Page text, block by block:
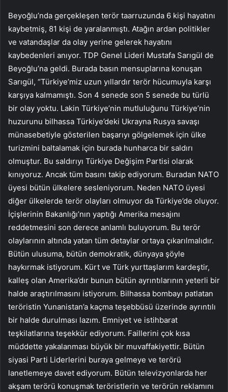
Beyoğlu’nda gerçekleşen terör taarruzunda 6 kişi hayatını
kaybetmiş, 81 kişi de yaralanmıştı. Atağın ardan politikler
ve vatandaşlar da olay yerine gelerek hayatını
kaybedenleri anıyor. TDP Genel Lideri Mustafa Sarıgül de
Beyoğlu’na geldi. Burada basın mensuplarına konuşan
Sarıgül, “Türkiye’miz uzun yıllardır terör hücumuyla karşı
karşıya kalmamıştı. Son 4 senede son 5 senede bu türlü
bir olay yoktu. Lakin Türkiye’nin mutluluğunu Türkiye’nin
huzurunu bilhassa Türkiye’deki Ukrayna Rusya savaşı
münasebetiyle gösterilen başarıyı gölgelemek için ülke
turizmini baltalamak için burada hunharca bir saldırı
olmuştur. Bu saldırıyı Türkiye Değişim Partisi olarak
kınıyoruz. Ancak tüm basını takip ediyorum. Buradan NATO
üyesi bütün ülkelere sesleniyorum. Neden NATO üyesi
diğer ülkelerde terör olayları olmuyor da Türkiye’de oluyor.
İçişlerinin Bakanlığı’nın yaptığı Amerika mesajını
reddetmesini son derece anlamlı buluyorum. Bu terör
olaylarının altında yatan tüm detaylar ortaya çıkarılmalıdır.
Bütün ulusuma, bütün demokratik, dünyaya şöyle
haykırmak istiyorum. Kürt ve Türk yurttaşlarım kardeştir,
kalleş olan Amerika’dır bunun bütün ayrıntılarının yeterli bir
halde araştırılmasını istiyorum. Bilhassa bombayı patlatan
teröristin Yunanistan’a kaçma teşebbüsü üzerinde ayrıntılı
bir halde durulması lazım. Emniyet ve istihbarat
teşkilatlarına teşekkür ediyorum. Faillerini çok kısa
müddette yakalanması büyük bir muvaffakiyettir. Bütün
siyasi Parti Liderlerini buraya gelmeye ve terörü
lanetlemeye davet ediyorum. Bütün televizyonlarda her
akşam terörü konuşmak teröristlerin ve terörün reklamını